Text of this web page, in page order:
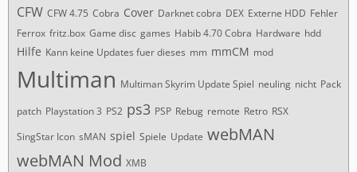
CFW CFW 4.75 Cobra Cover Darknet cobra DEX Externe HDD Fehler
Ferrox fritz.box Game disc games Habib 4.70 Cobra Hardware hdd
Hilfe Kann keine Updates fuer dieses mm mmCM mod
Multiman Multiman Skyrim Update Spiel neuling nicht Pack
patch Playstation 3 PS2 ps3 PSP Rebug remote Retro RSX
SingStar Icon sMAN spiel Spiele Update webMAN
webMAN Mod XMB